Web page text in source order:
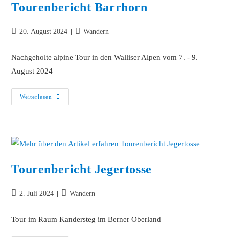
Tourenbericht Barrhorn
20. August 2024 Wandern
Nachgeholte alpine Tour in den Walliser Alpen vom 7. - 9.
August 2024
Weiterlesen
Tourenbericht Jegertosse
2. Juli 2024 Wandern
Tour im Raum Kandersteg im Berner Oberland